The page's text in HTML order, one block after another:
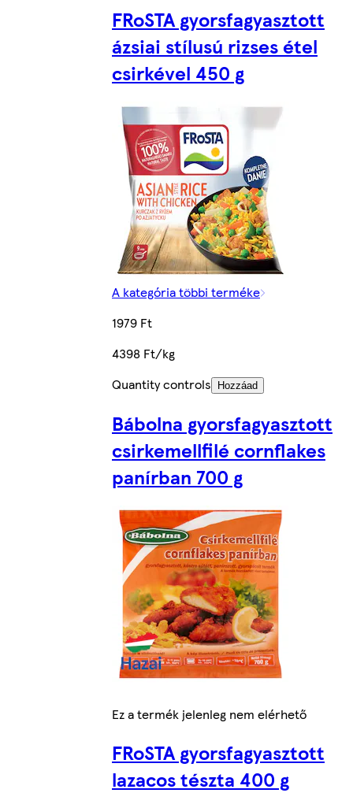
FRoSTA gyorsfagyasztott
ázsiai stílusú rizses étel
csirkével 450 g
A kategória többi terméke
1979 Ft
4398 Ft/kg
Quantity controls
Hozzáad
Bábolna gyorsfagyasztott
csirkemellfilé cornflakes
panírban 700 g
Ez a termék jelenleg nem elérhető
FRoSTA gyorsfagyasztott
lazacos tészta 400 g